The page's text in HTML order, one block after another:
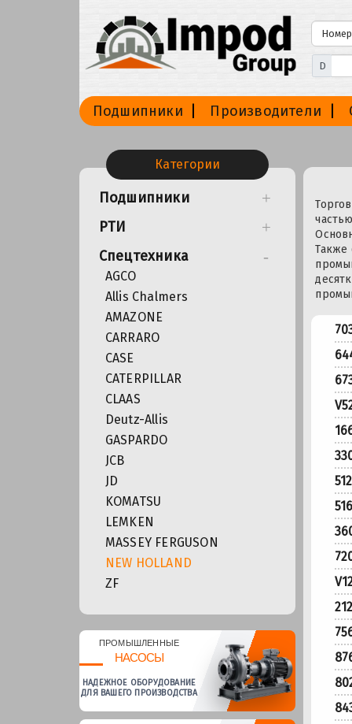
D
Подшипники Производители
Категории
Подшипники
РТИ
Спецтехника
AGCO
Allis Chalmers
AMAZONE
CARRARO
CASE
CATERPILLAR
CLAAS
Deutz-Allis
GASPARDO
JCB
JD
KOMATSU
LEMKEN
MASSEY FERGUSON
NEW HOLLAND
ZF
ПРОМЫШЛЕННЫЕ
НАСОСЫ
НАДЕЖНОЕ ОБОРУДОВАНИЕ
ДЛЯ ВАШЕГО ПРОИЗВОДСТВА
Также